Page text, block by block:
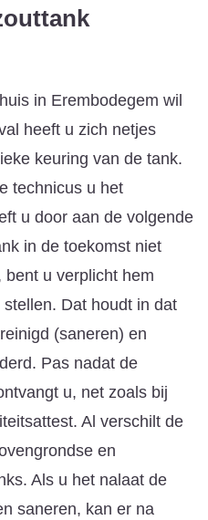
in Erembodegem wil
heeft u zich netjes
keuring van de tank.
technicus u het
u door aan de volgende
in de toekomst niet
u verplicht hem
Dat houdt in dat
(saneren) en
Pas nadat de
u, net zoals bij
Al verschilt de
en
Als u het nalaat de
saneren, kan er na